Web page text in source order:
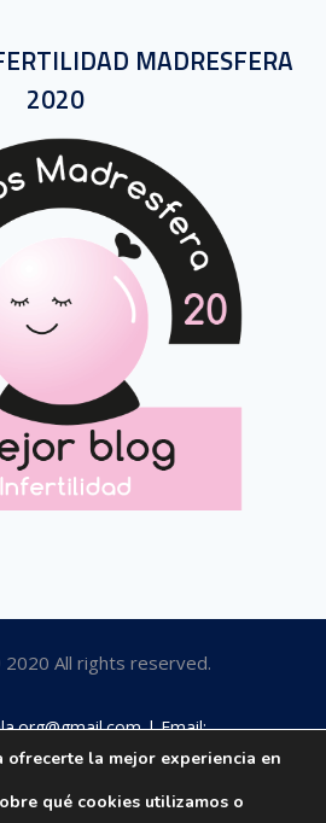
MADRESFERA
2020
All rights reserved.
| Email:
| Tfno: 649184063
ofrecerte la mejor experiencia en
qué cookies utilizamos o